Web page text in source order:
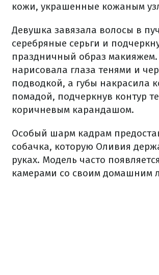
кожи, украшенные кожаным
Девушка завязала волосы в
серебряные серьги и
праздничный образ
нарисовала глаза тенями и
подводкой, а губы накрасила
помадой, подчеркнув контур
коричневым карандашом.
Особый шарм кадрам
собачка, которую Оливия
руках. Модель часто
камерами со своим домашним